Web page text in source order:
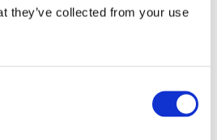
they’ve collected from your use